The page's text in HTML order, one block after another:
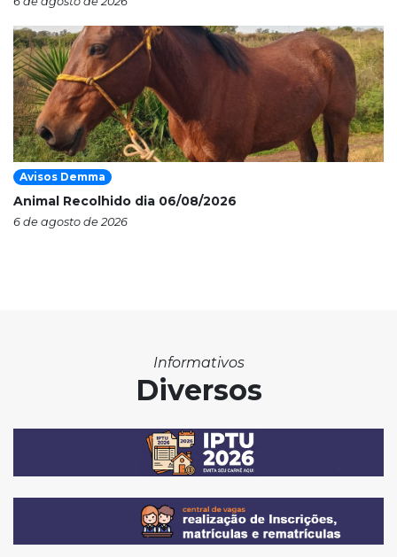
Avisos Demma
Animal Recolhido dia 06/08/2026
6 de agosto de 2026
Informativos
Diversos